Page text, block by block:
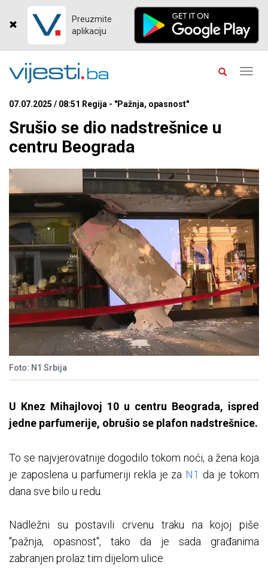
Preuzmite
aplikaciju
07.07.2025 / 08:51 Regija - "Pažnja, opasnost"
Srušio se dio nadstrešnice u
centru Beograda
Foto: N1 Srbija
U Knez Mihajlovoj 10 u centru Beograda, ispred
jedne parfumerije, obrušio se plafon nadstrešnice.
To se najvjerovatnije dogodilo tokom noći, a žena koja
je zaposlena u parfumeriji rekla je za N1 da je tokom
dana sve bilo u redu.
Nadležni su postavili crvenu traku na kojoj piše
"pažnja, opasnost", tako da je sada građanima
zabranjen prolaz tim dijelom ulice.